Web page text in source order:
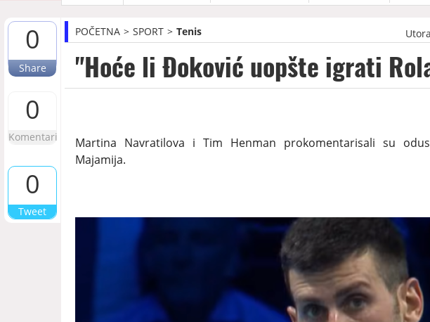
0
Share
0
Komentari
0
Tweet
POČETNA SPORT Tenis
"Hoće li Đoković uopšte igrati
Martina Navratilova i Tim Henman prokomentarisali su
Majamija.